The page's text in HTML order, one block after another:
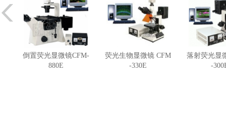
倒置荧光显微镜CFM-
880E
荧光生物显微镜 CFM
-330E
落射荧光显
-